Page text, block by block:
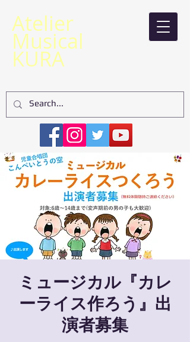
​Atelier
Musical
KURA
ミュージカル『カレ
ーライス作ろう』出
演者募集